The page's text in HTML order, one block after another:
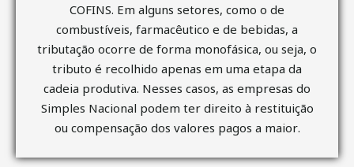
COFINS. Em alguns setores, como o de
combustíveis, farmacêutico e de bebidas, a
tributação ocorre de forma monofásica, ou seja, o
tributo é recolhido apenas em uma etapa da
cadeia produtiva. Nesses casos, as empresas do
Simples Nacional podem ter direito à restituição
ou compensação dos valores pagos a maior.